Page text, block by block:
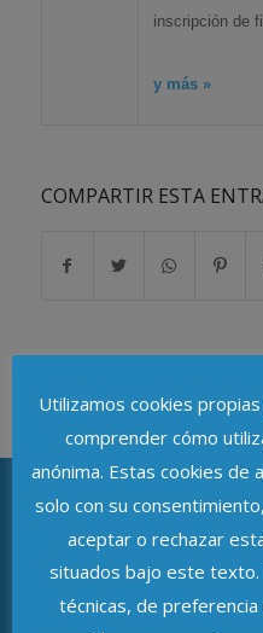
inscripción de
y más »
COMPARTIR ESTA
ASOCIACIÓN DE
PROTECCIÓN DE
Utilizamos cookies
comprender cómo
anónima. Estas cookies de
solo con su
aceptar o rechazar
situados bajo este texto.
técnicas, de